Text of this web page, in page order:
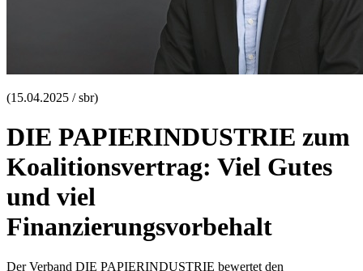
(15.04.2025 / sbr)
DIE PAPIERINDUSTRIE zum
Koalitionsvertrag: Viel Gutes
und viel
Finanzierungsvorbehalt
Der Verband DIE PAPIERINDUSTRIE bewertet den